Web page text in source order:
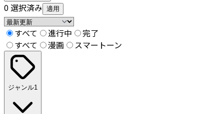
0 選択済み 適用
すべて 進行中
完了
すべて
漫画 スマートーン
ジャンル1